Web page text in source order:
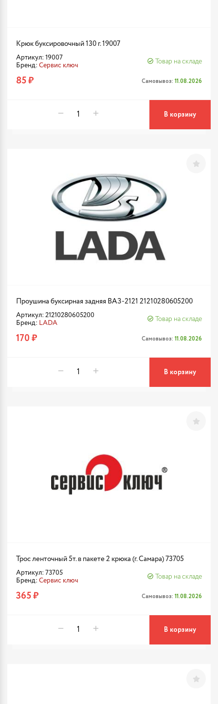
Крюк буксировочный 130 г. 19007
Артикул: 19007
Бренд: Сервис ключ
Товар на складе
85 ₽ Самовывоз: 11.08.2026
В корзину
Проушина буксирная задняя ВАЗ-2121 21210280605200
Артикул: 21210280605200
Бренд: LADA
Товар на складе
170 ₽ Самовывоз: 11.08.2026
В корзину
Трос ленточный 5т. в пакете 2 крюка (г. Самара) 73705
Артикул: 73705
Бренд: Сервис ключ
Товар на складе
365 ₽ Самовывоз: 11.08.2026
В корзину